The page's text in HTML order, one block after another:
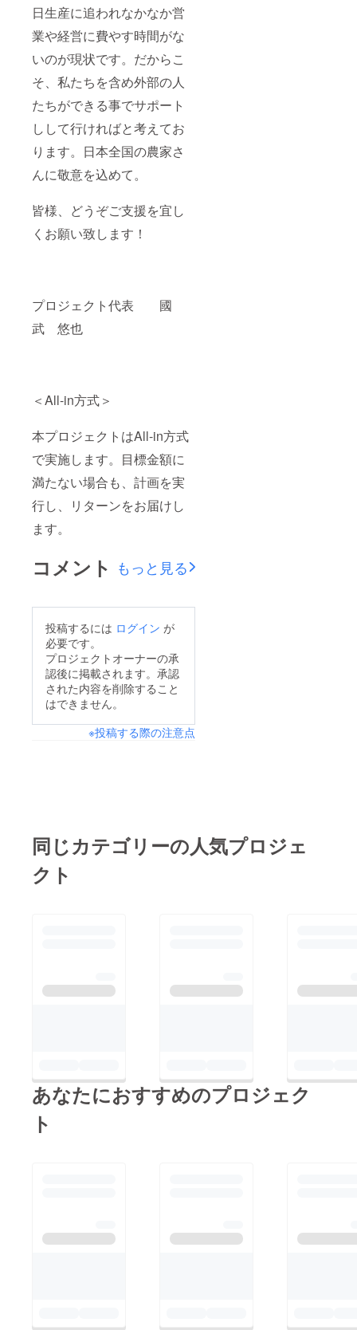
日生産に追われなかなか営
業や経営に費やす時間がな
いのが現状です。だからこ
そ、私たちを含め外部の人
たちができる事でサポート
しして行ければと考えてお
ります。日本全国の農家さ
んに敬意を込めて。
皆様、どうぞご支援を宜し
くお願い致します！
プロジェクト代表 國
武 悠也
＜All-in方式＞
本プロジェクトはAll-in方式
で実施します。目標金額に
満たない場合も、計画を実
行し、リターンをお届けし
ます。
コメント もっと見る
投稿するには ログイン が
必要です。
プロジェクトオーナーの承
認後に掲載されます。承認
された内容を削除すること
はできません。
※投稿する際の注意点
同じカテゴリーの人気プロジェ
クト
あなたにおすすめのプロジェク
ト